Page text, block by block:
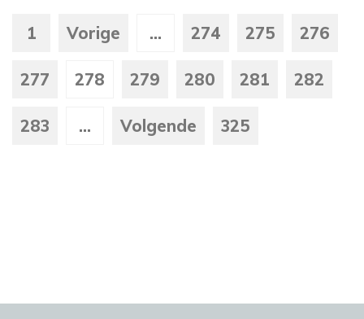
1 Vorige ... 274 275 276
277 278 279 280 281 282
283 ... Volgende 325